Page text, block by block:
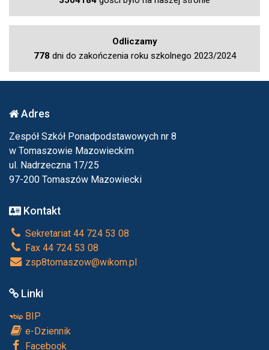
Odliczamy
778 dni do zakończenia roku szkolnego 2023/2024
Adres
Zespół Szkół Ponadpodstawowych nr 8
w Tomaszowie Mazowieckim
ul. Nadrzeczna 17/25
97-200 Tomaszów Mazowiecki
Kontakt
Sekretariat 44 724 53 08
Fax 44 724 53 08
zsp8tomaszow@wikom.pl
Linki
BIP
e-Dziennik
Facebook